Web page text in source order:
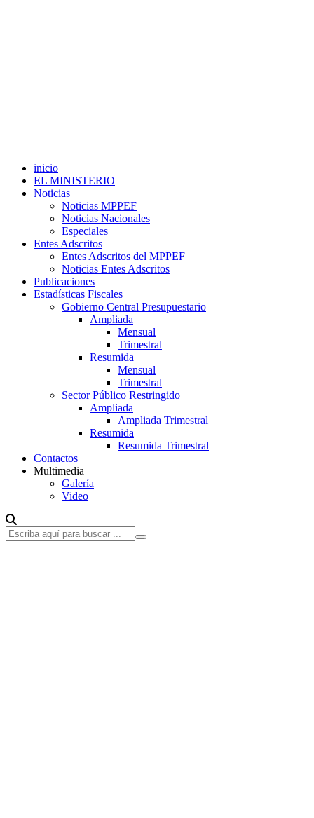
inicio
EL MINISTERIO
Noticias
Noticias MPPEF
Noticias Nacionales
Especiales
Entes Adscritos
Entes Adscritos del MPPEF
Noticias Entes Adscritos
Publicaciones
Estadísticas Fiscales
Gobierno Central Presupuestario
Ampliada
Mensual
Trimestral
Resumida
Mensual
Trimestral
Sector Público Restringido
Ampliada
Ampliada Trimestral
Resumida
Resumida Trimestral
Contactos
Multimedia
Galería
Video